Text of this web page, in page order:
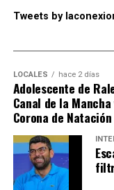
Tweets by
LOCALES hace 2 días
Adolescente de
Canal de la
Corona de